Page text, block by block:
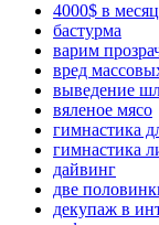
4000$ в
бастурма
варим
вред
выведение
вяленое мясо
гимнастика
гимнастика
дайвинг
две
декупаж в